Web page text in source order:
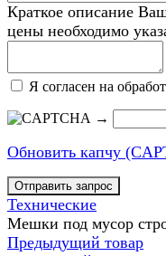
Краткое описание
цены необходимо
Я согласен на
→
Обновить капчу
Технические
Мешки под мусор
Предыдущий товар